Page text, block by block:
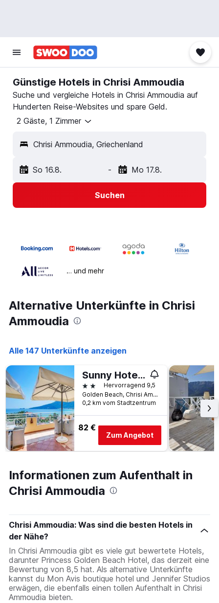
Günstige Hotels in Chrisi Ammoudia
Suche und vergleiche Hotels in Chrisi Ammoudia auf
Hunderten Reise-Websites und spare Geld.
2 Gäste, 1 Zimmer
Chrisi Ammoudia, Griechenland
So 16.8. - Mo 17.8.
Suchen
… und mehr
Alternative Unterkünfte in Chrisi
Ammoudia
Alle 147 Unterkünfte anzeigen
Sunny Hotel Thassos
2 SterneHervorragend 9,5
Golden Beach, Chrisi Ammoudia, Griechenland
0,2 km vom Stadtzentrum
82 €
Zum Angebot
Informationen zum Aufenthalt in
Chrisi Ammoudia
Chrisi Ammoudia: Was sind die besten Hotels in
der Nähe?
In Chrisi Ammoudia gibt es viele gut bewertete Hotels,
darunter Princess Golden Beach Hotel, das derzeit eine
Bewertung von 8,5 hat. Als alternative Unterkünfte
kannst du Mon Avis boutique hotel und Jennifer Studios
erwägen, die ebenfalls einen tollen Aufenthalt in Chrisi
Ammoudia bieten.